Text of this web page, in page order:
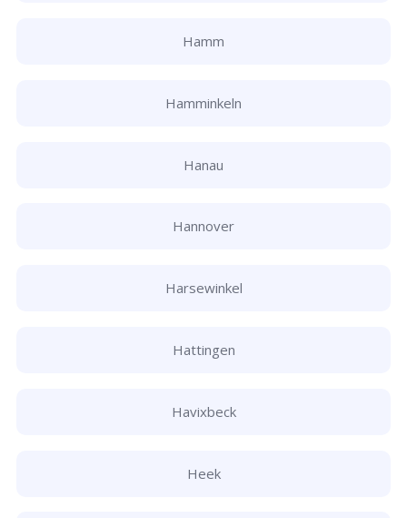
Hamm
Hamminkeln
Hanau
Hannover
Harsewinkel
Hattingen
Havixbeck
Heek